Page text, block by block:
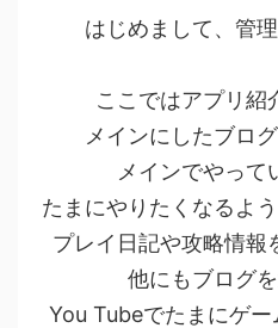
はじめまして、管
ここではアプリ紹
メインにしたブロ
メインでやって
たまにやりたくなるよ
プレイ日記や攻略情報
他にもブログ
You Tubeでたまにゲ